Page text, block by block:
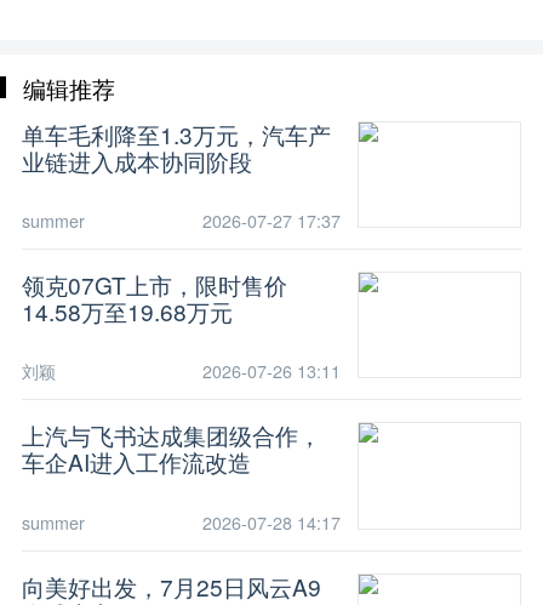
编辑推荐
单车毛利降至1.3万元，汽车产
业链进入成本协同阶段
summer 2026-07-27 17:37
领克07GT上市，限时售价
14.58万至19.68万元
刘颖 2026-07-26 13:11
上汽与飞书达成集团级合作，
车企AI进入工作流改造
summer 2026-07-28 14:17
向美好出发，7月25日风云A9